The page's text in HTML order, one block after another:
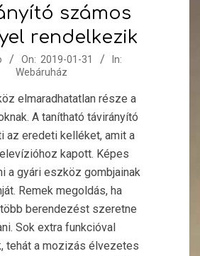
számos
rendelkezik
On: 2019-01-31
In:
Webáruház
elmaradhatatlan része a
A tanítható távirányító
az eredeti kelléket, amit a
kapott. Képes
a gyári eszköz gombjainak
Remek megoldás, ha
berendezést szeretne
Sok extra funkcióval
tehát a mozizás élvezetes